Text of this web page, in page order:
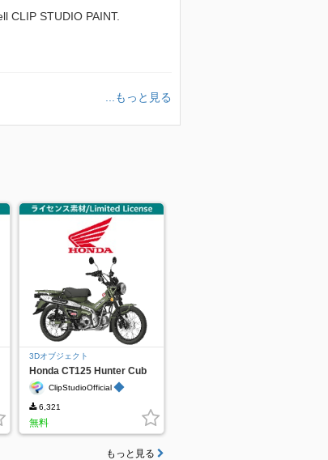
CLIP STUDIO PAINT.
...もっと見る
3Dオブジェクト
Honda CT125 Hunter Cub
GreenClipStudioOfficial◆
6,321
無料
もっと見る